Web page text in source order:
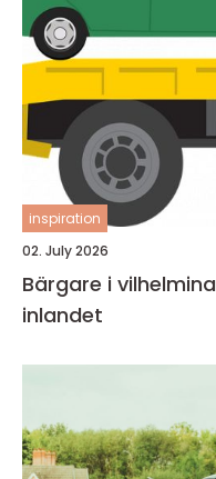
inspiration
02. July 2026
Bärgare i vilhelmina trygg hjälp på vägarna i
inlandet